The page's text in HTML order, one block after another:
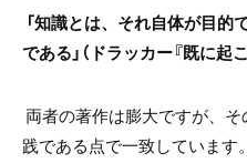
「知識とは、それ自体が目
である」（ドラッカー『既に起
両者の著作は膨大ですが、
践である点で一致していま